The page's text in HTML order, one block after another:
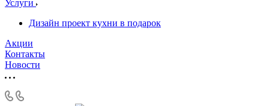
Услуги
Дизайн проект кухни в подарок
Акции
Контакты
Новости